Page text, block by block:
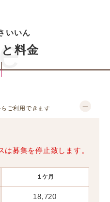
いいん
料金
ご利用できます
募集を停止致します。
１ケ月
18,720